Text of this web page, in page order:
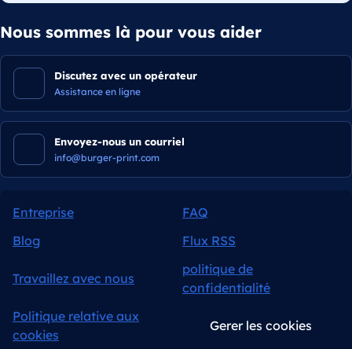
Nous sommes là pour vous aider
Discutez avec un opérateur
Assistance en ligne
Envoyez-nous un courriel
info@burger-print.com
Entreprise
FAQ
Blog
Flux RSS
Travaillez avec nous
politique de
confidentialité
Politique relative aux
cookies
Gerer les cookies